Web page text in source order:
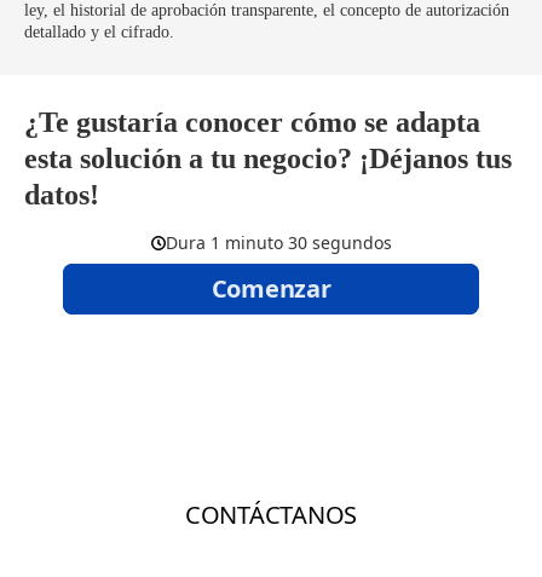
ley, el historial de aprobación transparente, el concepto de autorización
detallado y el cifrado.
¿Te gustaría conocer cómo se adapta
esta solución a tu negocio? ¡Déjanos tus
datos!